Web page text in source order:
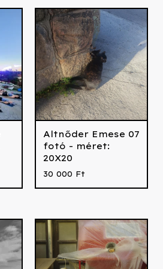
Altnőder Emese 07
fotó - méret:
20X20
30 000 Ft